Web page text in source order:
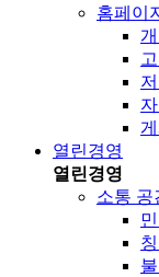
홈페이
열린경영
열린경영
소통 공